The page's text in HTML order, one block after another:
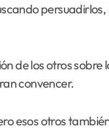
de los otros sobre
convencer.
esos otros